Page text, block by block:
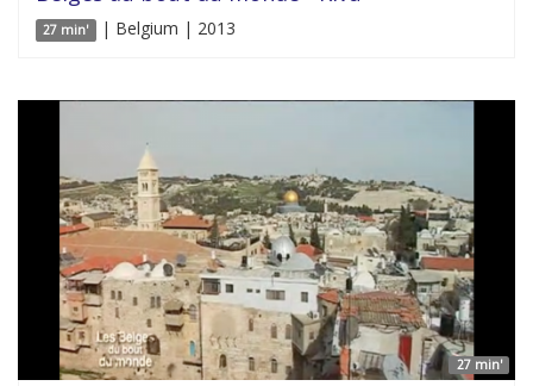
27 min' | Belgium | 2013
27 min'